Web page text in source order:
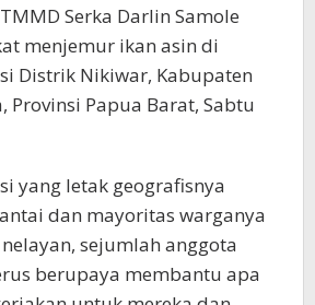
Serka Darlin Samole
menjemur ikan asin di
Distrik Nikiwar, Kabupaten
Provinsi Papua Barat, Sabtu
yang letak geografisnya
dan mayoritas warganya
sejumlah anggota
berupaya membantu apa